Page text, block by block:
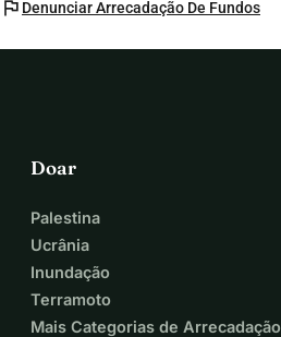
flag Denunciar Arrecadação De Fundos
Doar
Palestina
Ucrânia
Inundação
Terramoto
Mais Categorias de Arrecadação